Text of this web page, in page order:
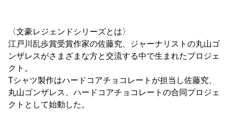
〈文豪レジェンドシリーズとは〉
江戸川乱歩賞受賞作家の佐藤究、ジャーナリストの丸山ゴ
ンザレスがさまざまな方と交流する中で生まれたプロジェ
クト。
Tシャツ製作はハードコアチョコレートが担当し佐藤究、
丸山ゴンザレス、ハードコアチョコレートの合同プロジェ
クトとして始動した。